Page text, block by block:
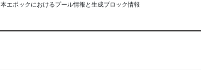
本エポックにおけるプール情報と生成ブロック情報